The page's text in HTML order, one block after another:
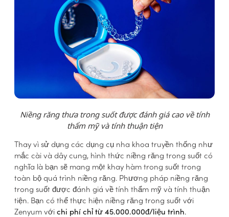
Niềng răng thưa trong suốt được đánh giá cao về tính
thẩm mỹ và tính thuận tiện
Thay vì sử dụng các dụng cụ nha khoa truyền thống như
mắc cài và dây cung, hình thức niềng răng trong suốt có
nghĩa là bạn sẽ mang một khay hàm trong suốt trong
toàn bộ quá trình niềng răng. Phương pháp niềng răng
trong suốt được đánh giá về tính thẩm mỹ và tính thuận
tiện. Bạn có thể thực hiện niềng răng trong suốt với
Zenyum vớichi phí chỉ từ 45.000.000đ/liệu trình.